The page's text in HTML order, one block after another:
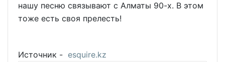
нашу песню связывают с Алматы 90-х. В этом
тоже есть своя прелесть!
Источник - esquire.kz